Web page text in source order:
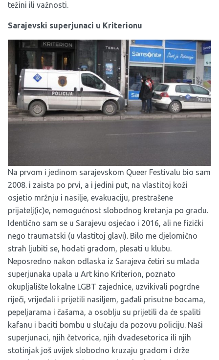
težini ili važnosti.
Sarajevski superjunaci u Kriterionu
Na prvom i jedinom sarajevskom Queer Festivalu bio sam
2008. i zaista po prvi, a i jedini put, na vlastitoj koži
osjetio mržnju i nasilje, evakuaciju, prestrašene
prijatelj(ic)e, nemogućnost slobodnog kretanja po gradu.
Identično sam se u Sarajevu osjećao i 2016, ali ne fizički
nego traumatski (u vlastitoj glavi). Bilo me djelomično
strah ljubiti se, hodati gradom, plesati u klubu.
Neposredno nakon odlaska iz Sarajeva četiri su mlada
superjunaka upala u Art kino Kriterion, poznato
okupljalište lokalne LGBT zajednice, uzvikivali pogrdne
riječi, vrijeđali i prijetili nasiljem, gađali prisutne bocama,
pepeljarama i čašama, a osoblju su prijetili da će spaliti
kafanu i baciti bombu u slučaju da pozovu policiju. Naši
superjunaci, njih četvorica, njih dvadesetorica ili njih
stotinjak još uvijek slobodno kruzaju gradom i drže